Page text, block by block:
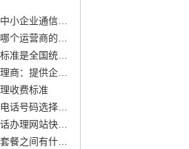
收费标准